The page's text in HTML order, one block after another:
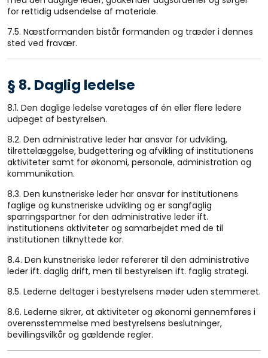
for rettidig udsendelse af materiale.
7.5. Næstformanden bistår formanden og træder i dennes
sted ved fravær.
§ 8. Daglig ledelse
8.1. Den daglige ledelse varetages af én eller flere ledere
udpeget af bestyrelsen.
8.2. Den administrative leder har ansvar for udvikling,
tilrettelæggelse, budgettering og afvikling af institutionens
aktiviteter samt for økonomi, personale, administration og
kommunikation.
8.3. Den kunstneriske leder har ansvar for institutionens
faglige og kunstneriske udvikling og er sangfaglig
sparringspartner for den administrative leder ift.
institutionens aktiviteter og samarbejdet med de til
institutionen tilknyttede kor.
8.4. Den kunstneriske leder refererer til den administrative
leder ift. daglig drift, men til bestyrelsen ift. faglig strategi.
8.5. Lederne deltager i bestyrelsens møder uden stemmeret.
8.6. Lederne sikrer, at aktiviteter og økonomi gennemføres i
overensstemmelse med bestyrelsens beslutninger,
bevillingsvilkår og gældende regler.